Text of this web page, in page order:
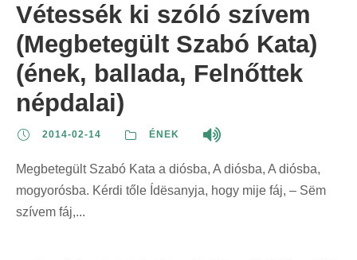
Vétessék ki szóló szívem
(Megbetegült Szabó Kata)
(ének, ballada, Felnőttek
népdalai)
2014-02-14 ÉNEK
Megbetegült Szabó Kata a diósba, A diósba, A diósba,
mogyorósba. Kérdi tőle Ídësanyja, hogy mije fáj, – Sëm
szívem fáj,...